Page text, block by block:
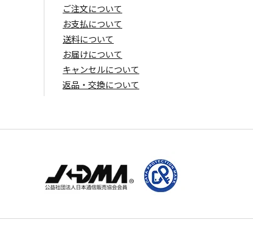
ご注文について
お支払について
送料について
お届けについて
キャンセルについて
返品・交換について